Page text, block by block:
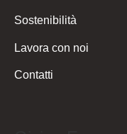
Sostenibilità
Lavora con noi
Contatti